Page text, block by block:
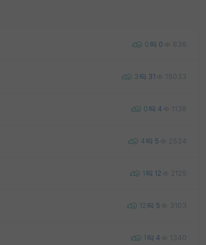
0 0 836
3 31 15033
0 4 1138
4 5 2534
1 12 2125
12 5 3103
1 4 1340